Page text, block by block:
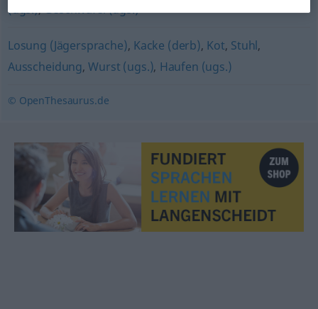
(ugs.),Geschwafel (ugs.)
Losung (Jägersprache), Kacke (derb), Kot, Stuhl,
Ausscheidung,Wurst (ugs.), Haufen (ugs.)
© OpenThesaurus.de